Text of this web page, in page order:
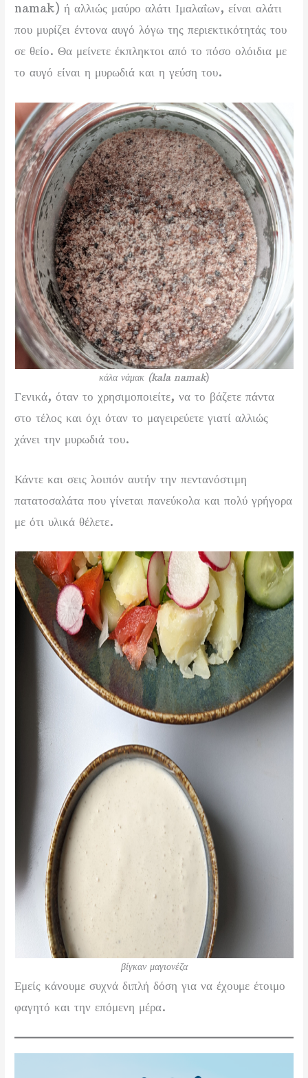
namak) ή αλλιώς μαύρο αλάτι Ιμαλαΐων, είναι αλάτι
που μυρίζει έντονα αυγό λόγω της περιεκτικότητάς του
σε θείο. Θα μείνετε έκπληκτοι από το πόσο ολόιδια με
το αυγό είναι η μυρωδιά και η γεύση του.
κάλα νάμακ (kala namak)
Γενικά, όταν το χρησιμοποιείτε, να το βάζετε πάντα
στο τέλος και όχι όταν το μαγειρεύετε γιατί αλλιώς
χάνει την μυρωδιά του.
Κάντε και σεις λοιπόν αυτήν την πεντανόστιμη
πατατοσαλάτα που γίνεται πανεύκολα και πολύ γρήγορα
με ότι υλικά θέλετε.
βίγκαν μαγιονέζα
Εμείς κάνουμε συχνά διπλή δόση για να έχουμε έτοιμο
φαγητό και την επόμενη μέρα.